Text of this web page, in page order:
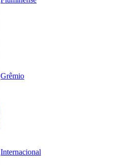
Grêmio
Internacional